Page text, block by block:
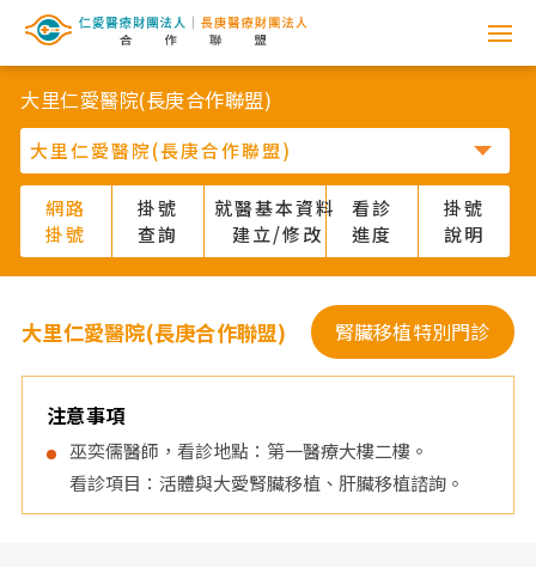
網
路
掛
號
系
統
-
仁
愛
醫
大里仁愛醫院(長庚合作聯盟)
網路
掛號
掛號
查詢
就醫基本資料
建立/修改
看診
進度
掛號
說明
大里仁愛醫院(長庚合作聯盟) 腎臟移植特別門診
注意事項
巫奕儒醫師，看診地點：第一醫療大樓二樓。
看診項目：活體與大愛腎臟移植、肝臟移植諮詢。